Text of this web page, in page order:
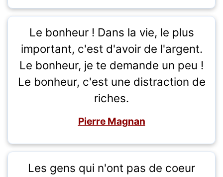
Le bonheur ! Dans la vie, le plus
important, c'est d'avoir de l'argent.
Le bonheur, je te demande un peu !
Le bonheur, c'est une distraction de
riches.
Pierre Magnan
Les gens qui n'ont pas de coeur